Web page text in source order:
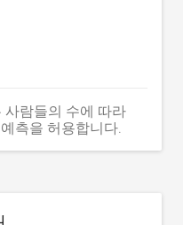
사람들의 수에 따라
측을 허용합니다.